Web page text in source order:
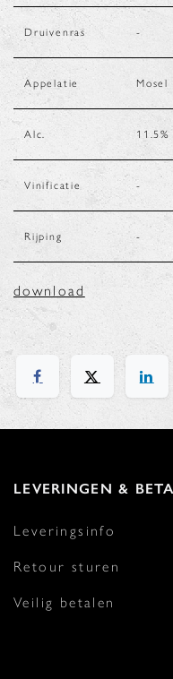
Druivenras -
Appelatie Mosel
Alc. 11.5%
Vinificatie -
Rijping -
download
LEVERINGEN &
Leveringsinfo
Retour sturen
Veilig betalen